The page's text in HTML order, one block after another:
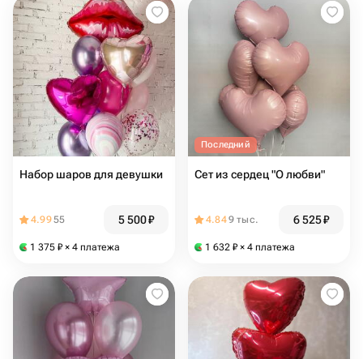
Набор шаров для девушки
4.9955 5 500₽
1 375 ₽ × 4 платежа
Последний
Сет из сердец "О любви"
4.849 тыс. 6 525₽
1 632 ₽ × 4 платежа